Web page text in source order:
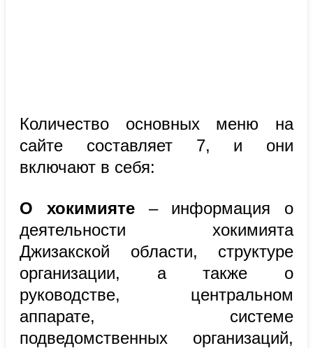
Количество основных меню на
сайте составляет 7, и они
включают в себя:
О хокимияте– информация о
деятельности хокимията
Джизакской области, структуре
организации, а также о
руководстве, центральном
аппарате, системе
подведомственных организаций,